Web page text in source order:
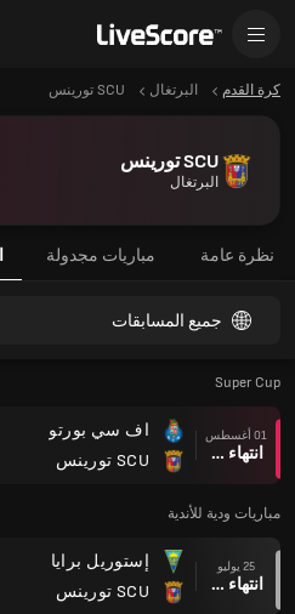
كرة القدم البرتغال SCU تورينس
SCU تورينس
البرتغال
نظرة عامة مباريات مجدولة
جميع المسابقات
Super Cup
01 أغسطس
انتهاء وقت المباراة
اف سي بورتو
SCU تورينس
مباريات ودية للأندية
25 يوليو
انتهاء وقت المباراة
إستوريل برايا
SCU تورينس